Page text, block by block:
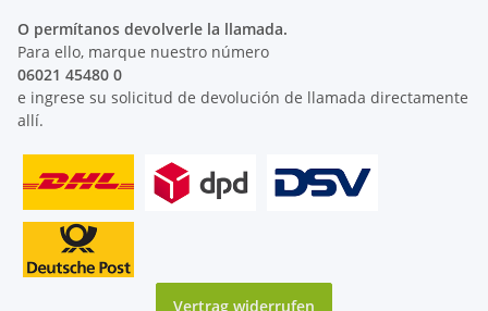
O permítanos devolverle la llamada.
Para ello, marque nuestro número
06021 45480 0
e ingrese su solicitud de devolución de llamada directamente
allí.
Vertrag widerrufen